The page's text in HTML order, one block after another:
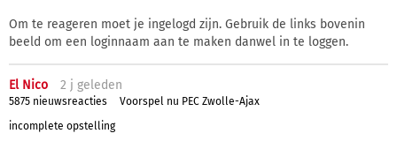
Om te reageren moet je ingelogd zijn. Gebruik de links bovenin
beeld om een loginnaam aan te maken danwel in te loggen.
El Nico 2 j geleden
5875 nieuwsreacties
Voorspel nu PEC Zwolle-Ajax
incomplete opstelling